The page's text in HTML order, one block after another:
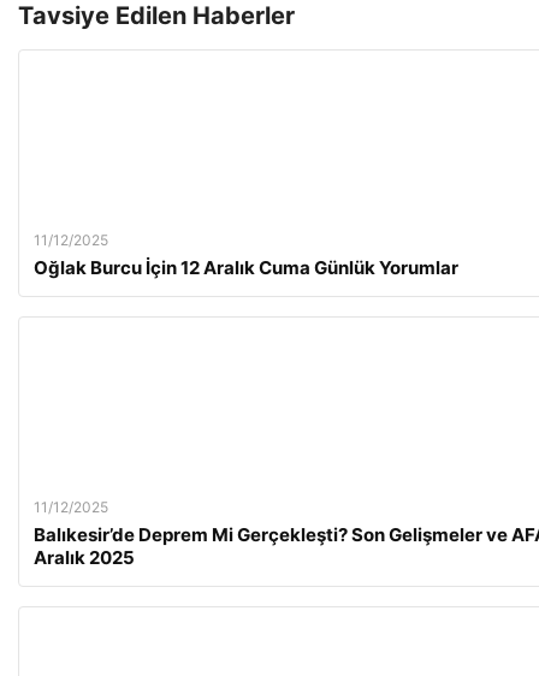
Tavsiye Edilen Haberler
11/12/2025
Oğlak Burcu İçin 12 Aralık Cuma Günlük Yorumlar
11/12/2025
Balıkesir’de Deprem Mi Gerçekleşti? Son Gelişmeler ve
Aralık 2025